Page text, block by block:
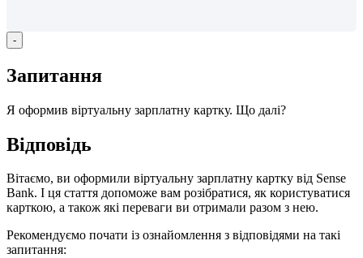
-
Запитання
Я оформив віртуальну зарплатну картку. Що далі?
Відповідь
Вітаємо, ви оформили віртуальну зарплатну картку від Sense
Bank. І ця стаття допоможе вам розібратися, як користуватися
карткою, а також які переваги ви отримали разом з нею.
Рекомендуємо почати із ознайомлення з відповідями на такі
запитання: